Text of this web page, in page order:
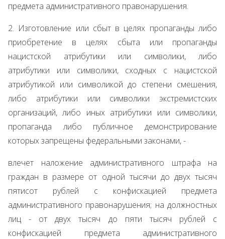
предмета административного правонарушения.
2. Изготовление или сбыт в целях пропаганды либо
приобретение в целях сбыта или пропаганды
нацистской атрибутики или символики, либо
атрибутики или символики, сходных с нацистской
атрибутикой или символикой до степени смешения,
либо атрибутики или символики экстремистских
организаций, либо иных атрибутики или символики,
пропаганда либо публичное демонстрирование
которых запрещены федеральными законами, -
влечет наложение административного штрафа на
граждан в размере от одной тысячи до двух тысяч
пятисот рублей с конфискацией предмета
административного правонарушения; на должностных
лиц - от двух тысяч до пяти тысяч рублей с
конфискацией предмета административного